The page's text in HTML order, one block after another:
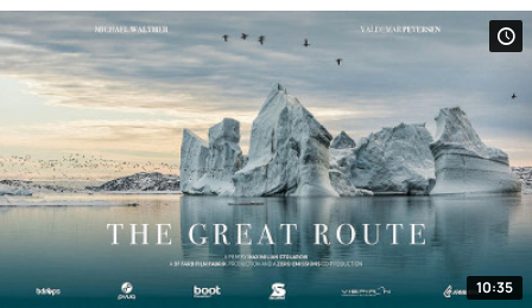
10:35